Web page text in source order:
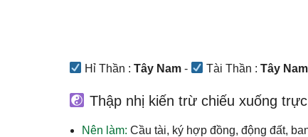
Hỉ Thần :Tây Nam - Tài Thần :Tây Nam
Thập nhị kiến trừ chiếu xuống trực
Nên làm: Cầu tài, ký hợp đồng, động đất,